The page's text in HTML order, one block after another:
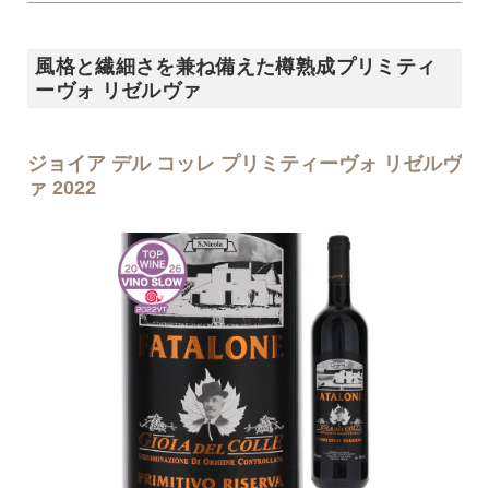
風格と繊細さを兼ね備えた樽熟成プリミティ
ーヴォ リゼルヴァ
ジョイア デル コッレ プリミティーヴォ リゼルヴ
ァ 2022